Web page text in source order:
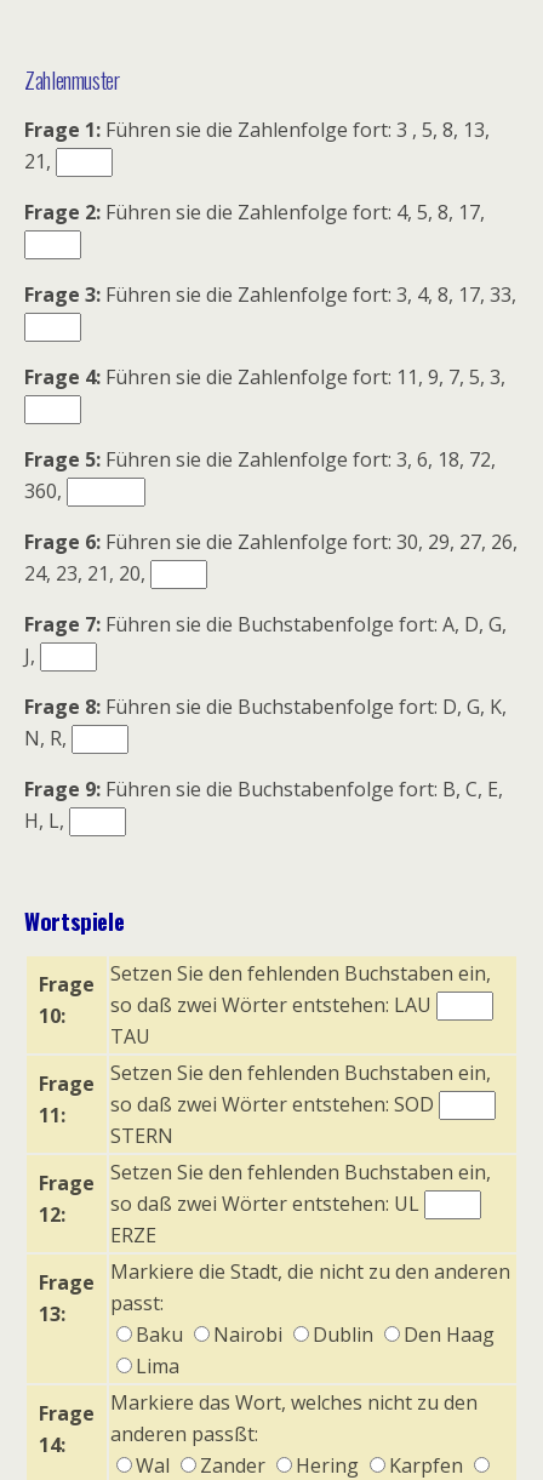
Zahlenmuster
Frage 1: Führen sie die Zahlenfolge fort: 3 , 5, 8, 13,
21,
Frage 2: Führen sie die Zahlenfolge fort: 4, 5, 8, 17,
Frage 3: Führen sie die Zahlenfolge fort: 3, 4, 8, 17, 33,
Frage 4: Führen sie die Zahlenfolge fort: 11, 9, 7, 5, 3,
Frage 5: Führen sie die Zahlenfolge fort: 3, 6, 18, 72,
360,
Frage 6: Führen sie die Zahlenfolge fort: 30, 29, 27, 26,
24, 23, 21, 20,
Frage 7: Führen sie die Buchstabenfolge fort: A, D, G,
J,
Frage 8: Führen sie die Buchstabenfolge fort: D, G, K,
N, R,
Frage 9: Führen sie die Buchstabenfolge fort: B, C, E,
H, L,
Wortspiele
Frage
10:
Setzen Sie den fehlenden Buchstaben ein,
so daß zwei Wörter entstehen: LAU
TAU
Frage
11:
Setzen Sie den fehlenden Buchstaben ein,
so daß zwei Wörter entstehen: SOD
STERN
Frage
12:
Setzen Sie den fehlenden Buchstaben ein,
so daß zwei Wörter entstehen: UL
ERZE
Frage
13:
Markiere die Stadt, die nicht zu den anderen
passt:
Baku
Nairobi Dublin
Den Haag
Lima
Frage
14:
Markiere das Wort, welches nicht zu den
anderen passßt:
Wal
Zander Hering
Karpfen